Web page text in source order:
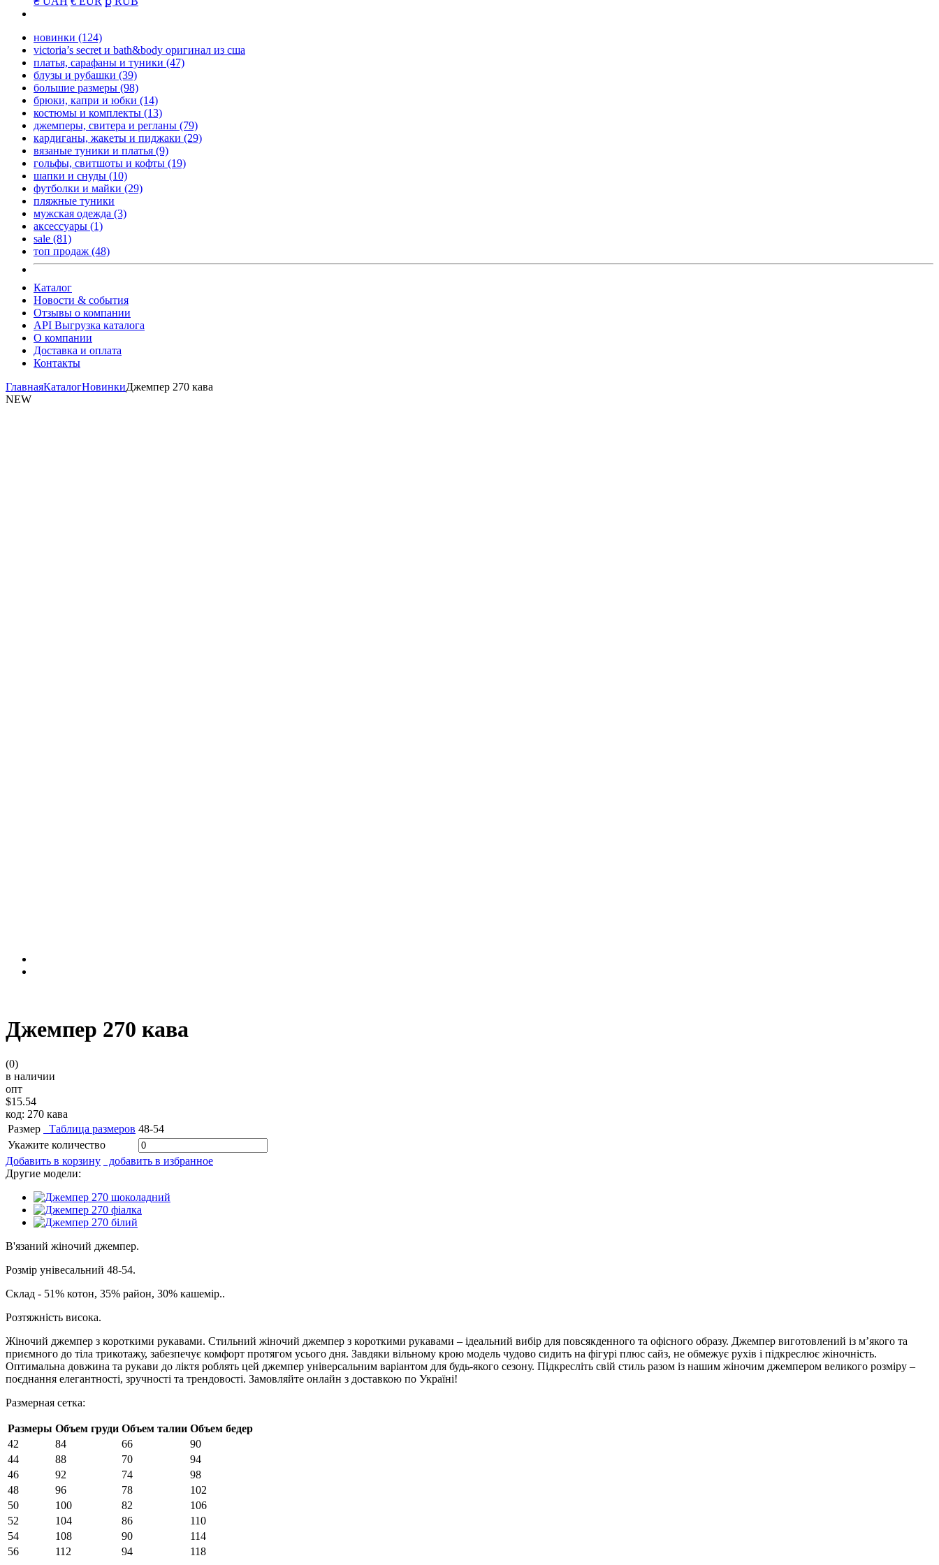
новинки (124)
victoria’s secret и bath&body оригинал из сша
платья, сарафаны и туники (47)
блузы и рубашки (39)
большие размеры (98)
брюки, капри и юбки (14)
костюмы и комплекты (13)
джемперы, свитера и регланы (79)
кардиганы, жакеты и пиджаки (29)
вязаные туники и платья (9)
гольфы, свитшоты и кофты (19)
шапки и снуды (10)
футболки и майки (29)
пляжные туники
мужская одежда (3)
аксессуары (1)
sale (81)
топ продаж (48)
Каталог
Новости & события
Отзывы о компании
API Выгрузка каталога
О компании
Доставка и оплата
Контакты
ГлавнаяКаталогНовинкиДжемпер 270 кава
NEW
Джемпер 270 кава
(0)
в наличии
опт
$15.54
код: 270 кава
Размер
Таблица размеров 48-54
Укажите количество
Добавить в корзину
добавить в избранное
Другие модели:
В'язаний жіночий джемпер.
Розмір унівесальний 48-54.
Склад - 51% котон, 35% район, 30% кашемір..
Розтяжність висока.
Жіночий джемпер з короткими рукавами. Стильний жіночий джемпер з короткими рукавами – ідеальний вибір для повсякденного та офісного образу. Джемпер виготовлений із м’якого та
приємного до тіла трикотажу, забезпечує комфорт протягом усього дня. Завдяки вільному крою модель чудово сидить на фігурі плюс сайз, не обмежує рухів і підкреслює жіночність.
Оптимальна довжина та рукави до ліктя роблять цей джемпер універсальним варіантом для будь-якого сезону. Підкресліть свій стиль разом із нашим жіночим джемпером великого розміру –
поєднання елегантності, зручності та трендовості. Замовляйте онлайн з доставкою по Україні!
Размерная сетка:
Размеры Объем груди Объем талии Объем бедер
42
84 66
90
44
88 70
94
46
92 74
98
48
96 78
102
50
100 82
106
52
104 86
110
54
108 90
114
56
112 94 118